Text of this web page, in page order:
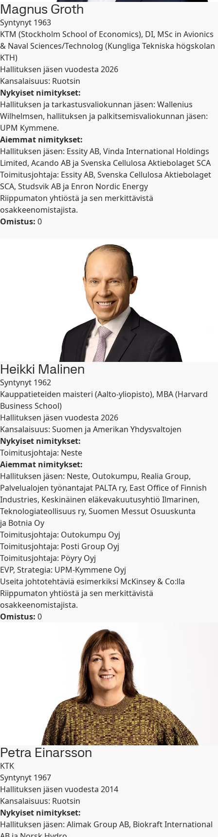
Magnus Groth
Syntynyt 1963
KTM (Stockholm School of Economics), DI, MSc in Avionics
& Naval Sciences/Technolog (Kungliga Tekniska högskolan
KTH)
Hallituksen jäsen vuodesta 2026
Kansalaisuus: Ruotsin
Nykyiset nimitykset:
Hallituksen ja tarkastusvaliokunnan jäsen: Wallenius
Wilhelmsen, hallituksen ja palkitsemisvaliokunnan jäsen:
UPM Kymmene.
Aiemmat nimitykset:
Hallituksen jäsen: Essity AB, Vinda International Holdings
Limited, Acando AB ja Svenska Cellulosa Aktiebolaget SCA
Toimitusjohtaja: Essity AB, Svenska Cellulosa Aktiebolaget
SCA, Studsvik AB ja Enron Nordic Energy
Riippumaton yhtiöstä ja sen merkittävistä
osakkeenomistajista.
Omistus: 0
Heikki Malinen
Syntynyt 1962
Kauppatieteiden maisteri (Aalto-yliopisto), MBA (Harvard
Business School)
Hallituksen jäsen vuodesta 2026
Kansalaisuus: Suomen ja Amerikan Yhdysvaltojen
Nykyiset nimitykset:
Toimitusjohtaja: Neste
Aiemmat nimitykset:
Hallituksen jäsen: Neste, Outokumpu, Realia Group,
Palvelualojen työnantajat PALTA ry, East Office of Finnish
Industries, Keskinäinen eläkevakuutusyhtiö Ilmarinen,
Teknologiateollisuus ry, Suomen Messut Osuuskunta
ja Botnia Oy
Toimitusjohtaja: Outokumpu Oyj
Toimitusjohtaja: Posti Group Oyj
Toimitusjohtaja: Pöyry Oyj
EVP, Strategia: UPM-Kymmene Oyj
Useita johtotehtäviä esimerkiksi McKinsey & Co:lla
Riippumaton yhtiöstä ja sen merkittävistä
osakkeenomistajista.
Omistus: 0
Petra Einarsson
KTK
Syntynyt 1967
Hallituksen jäsen vuodesta 2014
Kansalaisuus: Ruotsin
Nykyiset nimitykset:
Hallituksen jäsen: Alimak Group AB, Biokraft International